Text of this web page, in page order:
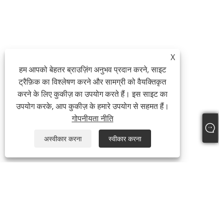
X
हम आपको बेहतर ब्राउज़िंग अनुभव प्रदान करने, साइट
ट्रैफ़िक का विश्लेषण करने और सामग्री को वैयक्तिकृत
करने के लिए कुकीज़ का उपयोग करते हैं। इस साइट का
उपयोग करके, आप कुकीज़ के हमारे उपयोग से सहमत हैं।
गोपनीयता नीति
अस्वीकार करना स्वीकार करना